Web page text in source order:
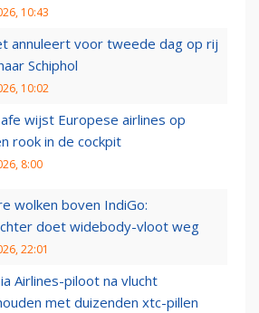
10:43
annuleert voor tweede dag op rij
Schiphol
10:02
wijst Europese airlines op
rook in de cockpit
8:00
wolken boven IndiGo:
doet widebody-vloot weg
22:01
Airlines-piloot na vlucht
met duizenden xtc-pillen